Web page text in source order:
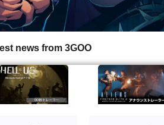
news from 3GOO